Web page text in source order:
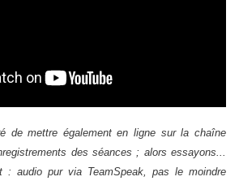
de mettre également en ligne sur la chaîne
des séances ; alors essayons...
: audio pur via TeamSpeak, pas le moindre